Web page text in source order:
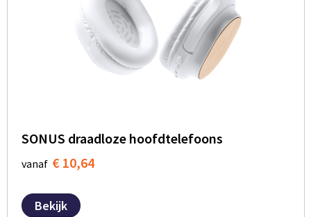
SONUS draadloze hoofdtelefoons
vanaf € 10,64
Bekijk